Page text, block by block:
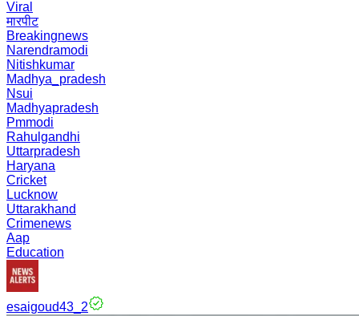
Viral
मारपीट
Breakingnews
Narendramodi
Nitishkumar
Madhya_pradesh
Nsui
Madhyapradesh
Pmmodi
Rahulgandhi
Uttarpradesh
Haryana
Cricket
Lucknow
Uttarakhand
Crimenews
Aap
Education
esaigoud43_2